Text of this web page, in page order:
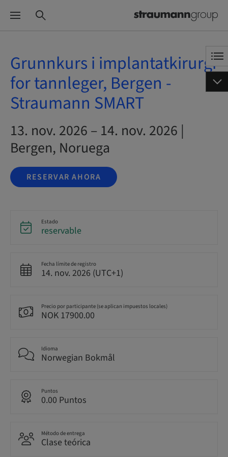
Grunnkurs i implantatkirurgi
for tannleger, Bergen -
Straumann SMART
13. nov. 2026 – 14. nov. 2026 |
Bergen, Noruega
RESERVAR AHORA
Estado
reservable
Fecha límite de registro
14. nov. 2026 (UTC+1)
Precio por participante (se aplican impuestos locales)
NOK 17900.00
Idioma
Norwegian Bokmål
Puntos
0.00 Puntos
Método de entrega
Clase teórica